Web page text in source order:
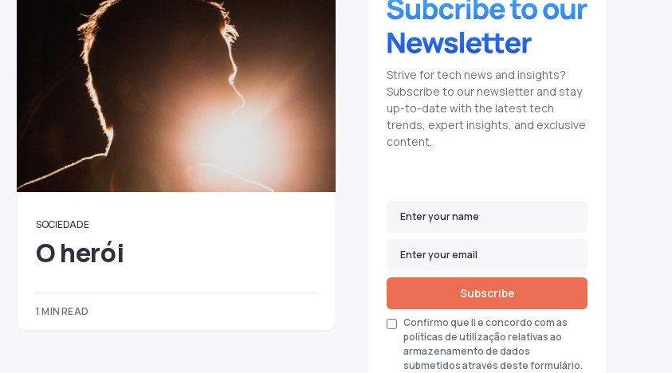
SOCIEDADE
O herói
1 MIN READ
Strive for tech news and insights?
Subscribe to our newsletter and stay
up-to-date with the latest tech
trends, expert insights, and exclusive
content.
Subscribe
Confirmo que li e concordo com as
políticas de utilização relativas ao
armazenamento de dados
submetidos através deste formulário.